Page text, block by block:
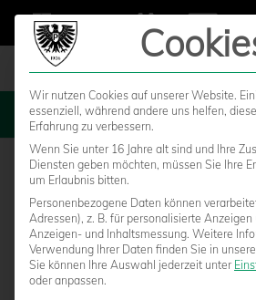
MENU
Wir nutzen Cookies auf unserer Website.
essenziell, während andere uns helfen,
Erfahrung zu verbessern.
Wenn Sie unter 16 Jahre alt sind und Ihre
Diensten geben möchten, müssen Sie Ihre
um Erlaubnis bitten.
Personenbezogene Daten können
Adressen), z. B. für personalisierte
Anzeigen- und Inhaltsmessung. Weitere
Verwendung Ihrer Daten finden Sie in
Sie können Ihre Auswahl jederzeit unter
oder anpassen.